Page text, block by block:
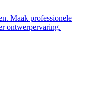
Maak professionele
ontwerpervaring.